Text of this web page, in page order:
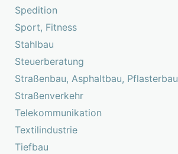
Spedition
Sport, Fitness
Stahlbau
Steuerberatung
Straßenbau, Asphaltbau, Pflasterbau
Straßenverkehr
Telekommunikation
Textilindustrie
Tiefbau